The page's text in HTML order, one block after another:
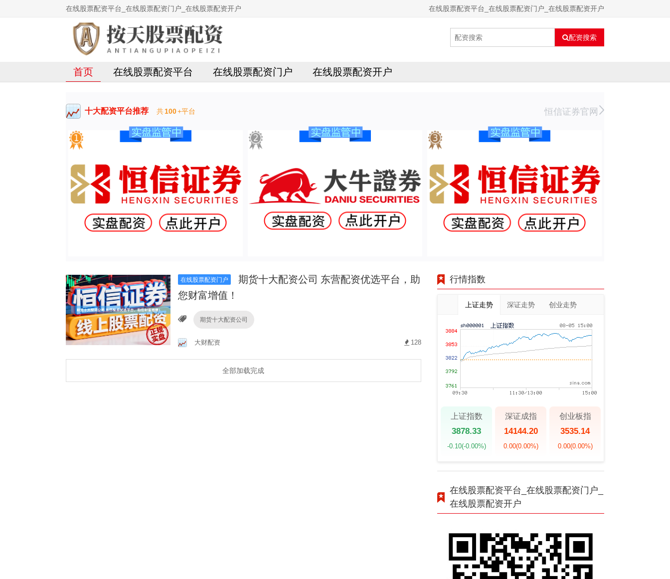
在线股票配资平台_在线股票配资门户_在线股票配资开户 在线股票配资平台_在线股票配资门户_在线股票配资开户
配资搜索
首页 在线股票配资平台 在线股票配资门户 在线股票配资开户
十大配资平台推荐 共100+平台 恒信证券官网
在线股票配资门户
期货十大配资公司 东营配资优选平台，助
您财富增值！
期货十大配资公司
大财配资 128
全部加载完成
行情指数
上证走势 深证走势 创业走势
上证指数
3878.33
-0.10(-0.00%)
深证成指
14144.20
0.00(0.00%)
创业板指
3535.14
0.00(0.00%)
在线股票配资平台_在线股票配资门户_
在线股票配资开户